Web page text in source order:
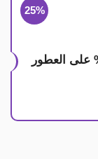
25%